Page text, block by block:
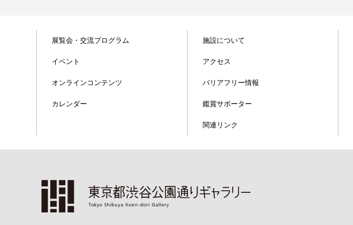
展覧会・交流プログラム
イベント
オンラインコンテンツ
カレンダー
施設について
アクセス
バリアフリー情報
鑑賞サポーター
関連リンク